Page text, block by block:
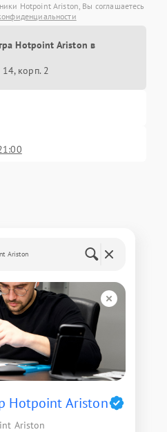
Hotpoint Ariston, Вы соглашаетесь
Hotpoint Ariston в
14, корп. 2
Ariston
Hotpoint Ariston
Ariston